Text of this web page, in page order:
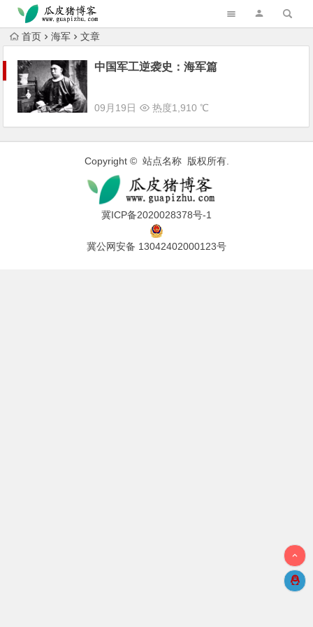
跳转到主内容
首页 海军 文章
中国军工逆袭史：海军篇
09月19日 热度1,910 ℃
Copyright © 站点名称 版权所有.
冀ICP备2020028378号-1
冀公网安备 13042402000123号